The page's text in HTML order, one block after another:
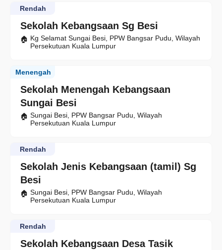
Sekolah Kebangsaan Sg Besi
Rendah
Kg Selamat Sungai Besi, PPW Bangsar Pudu, Wilayah
Persekutuan Kuala Lumpur
Sekolah Menengah Kebangsaan
Sungai Besi
Menengah
Sungai Besi, PPW Bangsar Pudu, Wilayah
Persekutuan Kuala Lumpur
Sekolah Jenis Kebangsaan (tamil) Sg
Besi
Rendah
Sungai Besi, PPW Bangsar Pudu, Wilayah
Persekutuan Kuala Lumpur
Sekolah Kebangsaan Desa Tasik
Rendah